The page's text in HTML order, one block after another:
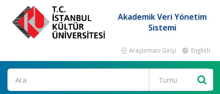
Akademik Veri Yönetim
Sistemi
Araştırmacı Girişi English
Ara